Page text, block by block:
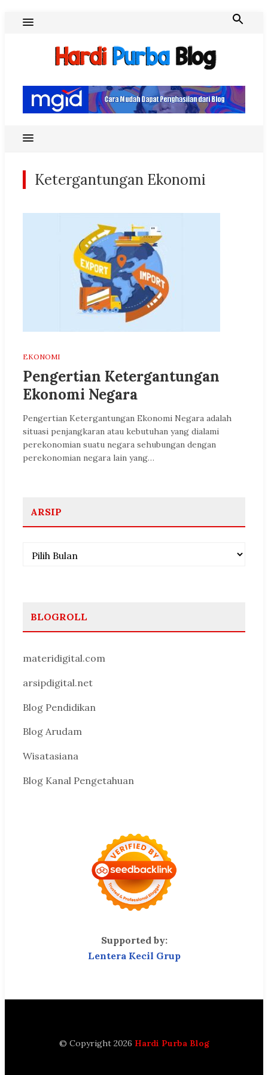
Ketergantungan Ekonomi
EKONOMI
Pengertian Ketergantungan
Ekonomi Negara
Pengertian Ketergantungan Ekonomi Negara adalah
situasi penjangkaran atau kebutuhan yang dialami
perekonomian suatu negara sehubungan dengan
perekonomian negara lain yang…
ARSIP
Arsip
BLOGROLL
materidigital.com
arsipdigital.net
Blog Pendidikan
Blog Arudam
Wisatasiana
Blog Kanal Pengetahuan
Supported by:
Lentera Kecil Grup
© Copyright 2026 Hardi Purba Blog